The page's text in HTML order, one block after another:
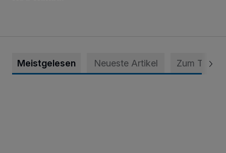
Meistgelesen Neueste Artikel Zum Thema